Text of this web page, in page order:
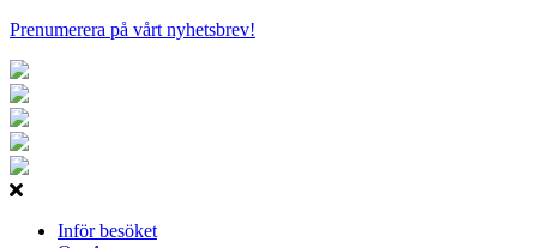
Prenumerera på vårt nyhetsbrev!
Inför besöket